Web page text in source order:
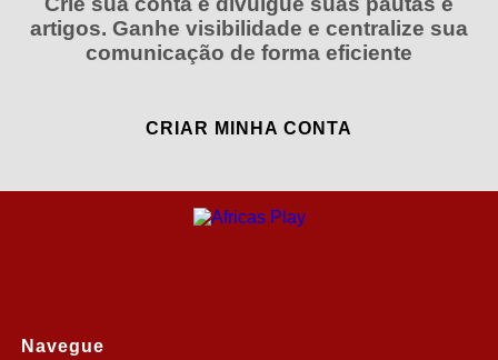
artigos. Ganhe visibilidade e centralize sua
comunicação de forma eficiente
CRIAR MINHA CONTA
Navegue